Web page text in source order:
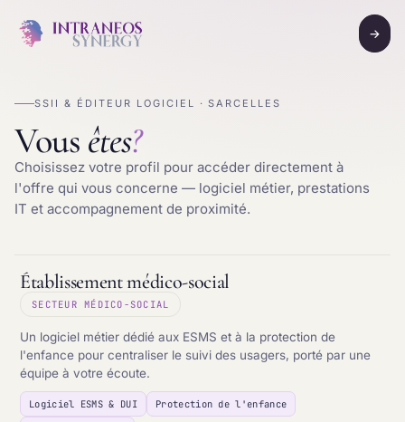
→
SSII & ÉDITEUR LOGICIEL · SARCELLES
Vous êtes?
Choisissez votre profil pour accéder directement à
l'offre qui vous concerne — logiciel métier, prestations
IT et accompagnement de proximité.
Établissement médico-social
SECTEUR MÉDICO-SOCIAL
Un logiciel métier dédié aux ESMS et à la protection de
l'enfance pour centraliser le suivi des usagers, porté par une
équipe à votre écoute.
Logiciel ESMS & DUI
Protection de l'enfance